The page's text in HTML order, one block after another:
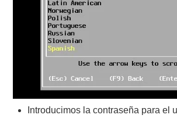
Introducimos la contraseña para el